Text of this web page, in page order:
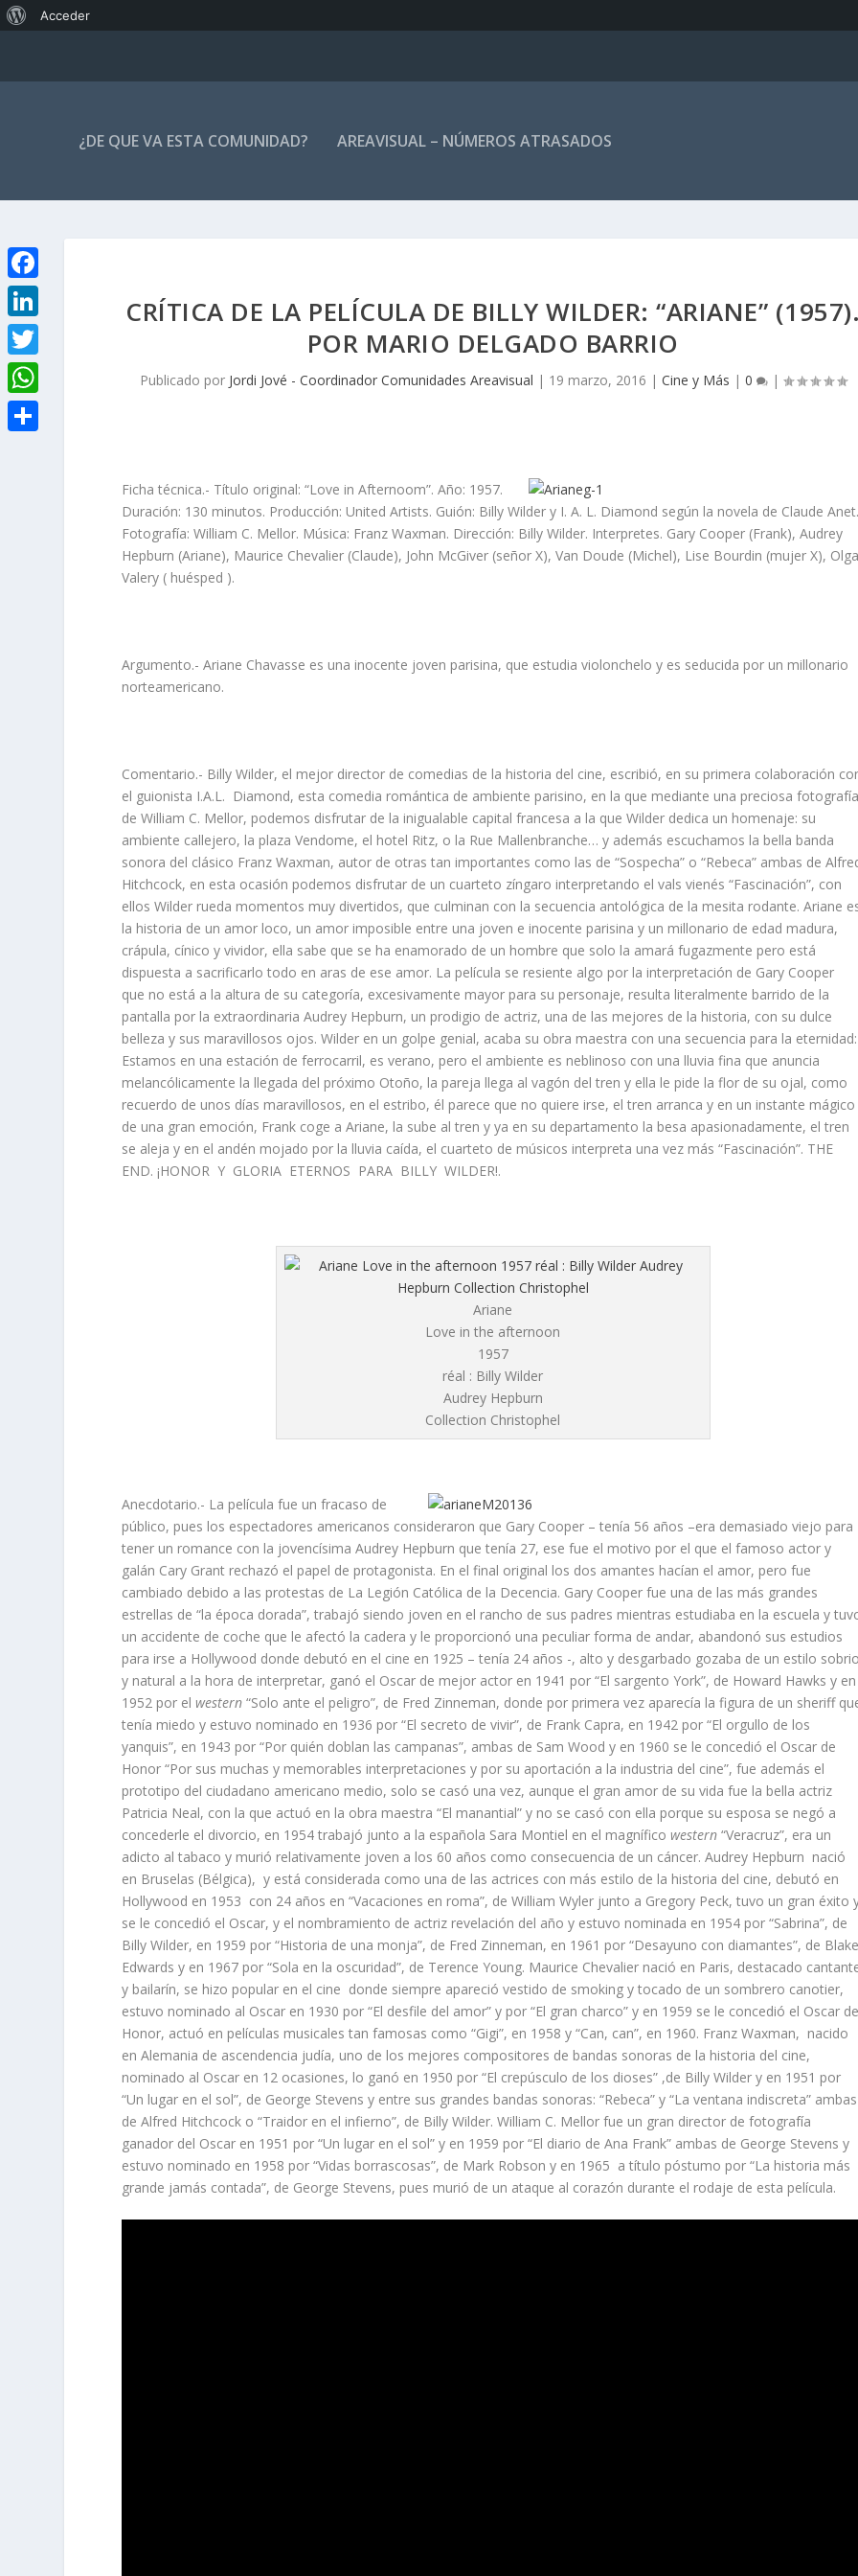
Acerca
Acceder
¿DE QUE VA ESTA COMUNIDAD? AREAVISUAL – NÚMEROS ATRASADOS
CRÍTICA DE LA PELÍCULA DE BILLY WILDER: “ARIANE”
POR MARIO DELGADO BARRIO
Publicado por Jordi Jové - Coordinador Comunidades Areavisual | 19 marzo, 2016 | Cine y Más | 0 |
Ficha técnica.- Título original: “Love in Afternoom”. Año: 1957.
Duración: 130 minutos. Producción: United Artists. Guión: Billy Wilder y I. A. L. Diamond según la novela de Claude
Fotografía: William C. Mellor. Música: Franz Waxman. Dirección: Billy Wilder. Interpretes. Gary Cooper (Frank), Audrey
Hepburn (Ariane), Maurice Chevalier (Claude), John McGiver (señor X), Van Doude (Michel), Lise Bourdin (mujer X),
Valery ( huésped ).
Argumento.- Ariane Chavasse es una inocente joven parisina, que estudia violonchelo y es seducida por un millonario
norteamericano.
Comentario.- Billy Wilder, el mejor director de comedias de la historia del cine, escribió, en su primera colaboración
el guionista I.A.L. Diamond, esta comedia romántica de ambiente parisino, en la que mediante una preciosa
de William C. Mellor, podemos disfrutar de la inigualable capital francesa a la que Wilder dedica un homenaje: su
ambiente callejero, la plaza Vendome, el hotel Ritz, o la Rue Mallenbranche… y además escuchamos la bella banda
sonora del clásico Franz Waxman, autor de otras tan importantes como las de “Sospecha” o “Rebeca” ambas de
Hitchcock, en esta ocasión podemos disfrutar de un cuarteto zíngaro interpretando el vals vienés “Fascinación”, con
ellos Wilder rueda momentos muy divertidos, que culminan con la secuencia antológica de la mesita rodante. Ariane
la historia de un amor loco, un amor imposible entre una joven e inocente parisina y un millonario de edad madura,
crápula, cínico y vividor, ella sabe que se ha enamorado de un hombre que solo la amará fugazmente pero está
dispuesta a sacrificarlo todo en aras de ese amor. La película se resiente algo por la interpretación de Gary Cooper
que no está a la altura de su categoría, excesivamente mayor para su personaje, resulta literalmente barrido de la
pantalla por la extraordinaria Audrey Hepburn, un prodigio de actriz, una de las mejores de la historia, con su dulce
belleza y sus maravillosos ojos. Wilder en un golpe genial, acaba su obra maestra con una secuencia para la eternidad:
Estamos en una estación de ferrocarril, es verano, pero el ambiente es neblinoso con una lluvia fina que anuncia
melancólicamente la llegada del próximo Otoño, la pareja llega al vagón del tren y ella le pide la flor de su ojal, como
recuerdo de unos días maravillosos, en el estribo, él parece que no quiere irse, el tren arranca y en un instante mágico
de una gran emoción, Frank coge a Ariane, la sube al tren y ya en su departamento la besa apasionadamente, el tren
se aleja y en el andén mojado por la lluvia caída, el cuarteto de músicos interpreta una vez más “Fascinación”. THE
END. ¡HONOR Y GLORIA ETERNOS PARA BILLY WILDER!.
Ariane
Love in the afternoon
1957
réal : Billy Wilder
Audrey Hepburn
Collection Christophel
Anecdotario.- La película fue un fracaso de
público, pues los espectadores americanos consideraron que Gary Cooper – tenía 56 años –era demasiado viejo para
tener un romance con la jovencísima Audrey Hepburn que tenía 27, ese fue el motivo por el que el famoso actor y
galán Cary Grant rechazó el papel de protagonista. En el final original los dos amantes hacían el amor, pero fue
cambiado debido a las protestas de La Legión Católica de la Decencia. Gary Cooper fue una de las más grandes
estrellas de “la época dorada”, trabajó siendo joven en el rancho de sus padres mientras estudiaba en la escuela y
un accidente de coche que le afectó la cadera y le proporcionó una peculiar forma de andar, abandonó sus estudios
para irse a Hollywood donde debutó en el cine en 1925 – tenía 24 años -, alto y desgarbado gozaba de un estilo
y natural a la hora de interpretar, ganó el Oscar de mejor actor en 1941 por “El sargento York”, de Howard Hawks y en
1952 por elwestern “Solo ante el peligro”, de Fred Zinneman, donde por primera vez aparecía la figura de un sheriff
tenía miedo y estuvo nominado en 1936 por “El secreto de vivir”, de Frank Capra, en 1942 por “El orgullo de los
yanquis”, en 1943 por “Por quién doblan las campanas”, ambas de Sam Wood y en 1960 se le concedió el Oscar de
Honor “Por sus muchas y memorables interpretaciones y por su aportación a la industria del cine”, fue además el
prototipo del ciudadano americano medio, solo se casó una vez, aunque el gran amor de su vida fue la bella actriz
Patricia Neal, con la que actuó en la obra maestra “El manantial” y no se casó con ella porque su esposa se negó a
concederle el divorcio, en 1954 trabajó junto a la española Sara Montiel en el magníficowestern“Veracruz”, era un
adicto al tabaco y murió relativamente joven a los 60 años como consecuencia de un cáncer. Audrey Hepburn nació
en Bruselas (Bélgica), y está considerada como una de las actrices con más estilo de la historia del cine, debutó en
Hollywood en 1953 con 24 años en “Vacaciones en roma”, de William Wyler junto a Gregory Peck, tuvo un gran éxito
se le concedió el Oscar, y el nombramiento de actriz revelación del año y estuvo nominada en 1954 por “Sabrina”, de
Billy Wilder, en 1959 por “Historia de una monja”, de Fred Zinneman, en 1961 por “Desayuno con diamantes”, de
Edwards y en 1967 por “Sola en la oscuridad”, de Terence Young. Maurice Chevalier nació en Paris, destacado
y bailarín, se hizo popular en el cine donde siempre apareció vestido de smoking y tocado de un sombrero canotier,
estuvo nominado al Oscar en 1930 por “El desfile del amor” y por “El gran charco” y en 1959 se le concedió el Oscar
Honor, actuó en películas musicales tan famosas como “Gigi”, en 1958 y “Can, can”, en 1960. Franz Waxman, nacido
en Alemania de ascendencia judía, uno de los mejores compositores de bandas sonoras de la historia del cine,
nominado al Oscar en 12 ocasiones, lo ganó en 1950 por “El crepúsculo de los dioses” ,de Billy Wilder y en 1951 por
“Un lugar en el sol”, de George Stevens y entre sus grandes bandas sonoras: “Rebeca” y “La ventana indiscreta” ambas
de Alfred Hitchcock o “Traidor en el infierno”, de Billy Wilder. William C. Mellor fue un gran director de fotografía
ganador del Oscar en 1951 por “Un lugar en el sol” y en 1959 por “El diario de Ana Frank” ambas de George Stevens y
estuvo nominado en 1958 por “Vidas borrascosas”, de Mark Robson y en 1965 a título póstumo por “La historia más
grande jamás contada”, de George Stevens, pues murió de un ataque al corazón durante el rodaje de esta película.
F
a
c
e
b
L
i
n
T
w
i
W